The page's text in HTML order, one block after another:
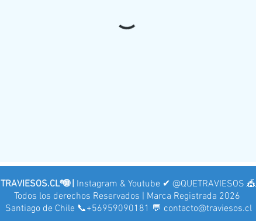
TRAVIESOS.CL®🌐 | Instagram & Youtube ✔ @QUETRAVIESOS 🎪
Todos los derechos Reservados | Marca Registrada 2026
Santiago de Chile 📞+56959090181 💬 contacto@traviesos.cl